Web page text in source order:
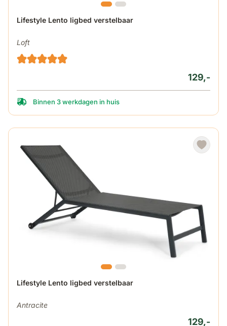
Lifestyle Lento ligbed verstelbaar
Loft
129,-
Binnen 3 werkdagen in huis
Lifestyle Lento ligbed verstelbaar
Antracite
129,-